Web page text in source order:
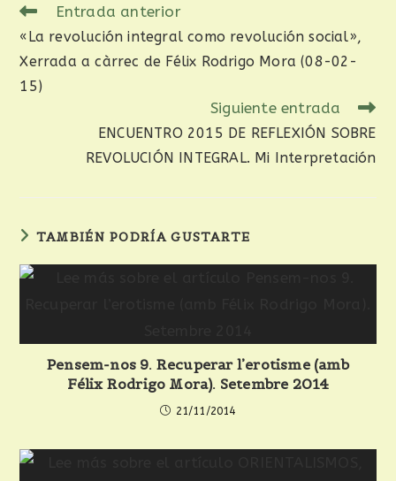
Entrada anterior
«La revolución integral como revolución social»,
Xerrada a càrrec de Félix Rodrigo Mora (08-02-
15)
Siguiente entrada
ENCUENTRO 2015 DE REFLEXIÓN SOBRE
REVOLUCIÓN INTEGRAL. Mi Interpretación
TAMBIÉN PODRÍA GUSTARTE
Pensem-nos 9. Recuperar l’erotisme (amb
Félix Rodrigo Mora). Setembre 2014
21/11/2014